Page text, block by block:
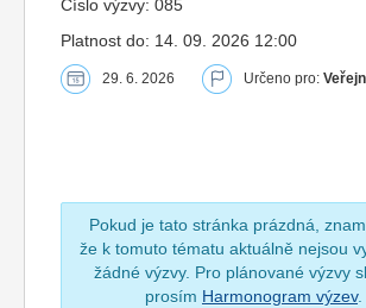
Číslo výzvy: 085
Platnost do: 14. 09. 2026 12:00
29. 6. 2026 Určeno pro:
Pokud je tato stránka prázdná,
že k tomuto tématu aktuálně nejsou
žádné výzvy. Pro plánované výzvy
prosím Harmonogram výzev.